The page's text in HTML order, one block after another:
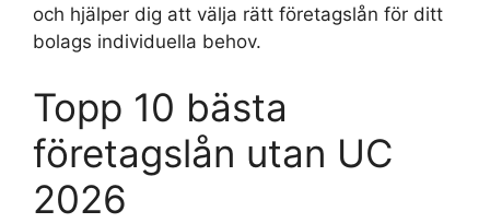
och hjälper dig att välja rätt företagslån för ditt
bolags individuella behov.
Topp 10 bästa
företagslån utan UC
2026